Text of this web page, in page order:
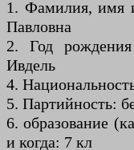
1. Фамилия, имя
Павловна
2. Год
Ивдель
4.
5. Партийность:
6. образование
и когда: 7 кл